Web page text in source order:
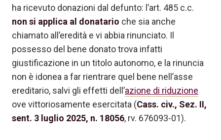
ha ricevuto donazioni dal defunto: l’art. 485 c.c.
non si applica al donatario che sia anche
chiamato all’eredità e vi abbia rinunciato. Il
possesso del bene donato trova infatti
giustificazione in un titolo autonomo, e la rinuncia
non è idonea a far rientrare quel bene nell’asse
ereditario, salvi gli effetti dell’azione di riduzione
ove vittoriosamente esercitata (Cass. civ., Sez. II,
sent. 3 luglio 2025, n. 18056, rv. 676093-01).